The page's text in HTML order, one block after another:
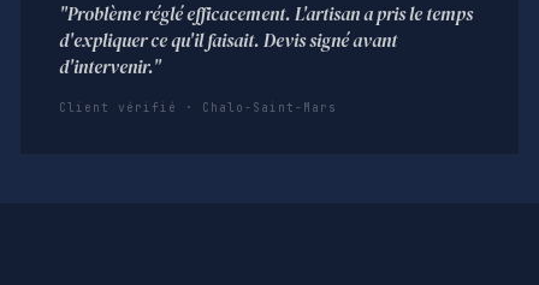
"Problème réglé efficacement. L'artisan a pris le temps
d'expliquer ce qu'il faisait. Devis signé avant
d'intervenir."
Client vérifié · Chalo-Saint-Mars